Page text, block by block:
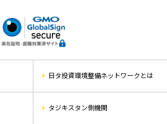
日タ投資環境整備ネットワークとは
タジキスタン側機関